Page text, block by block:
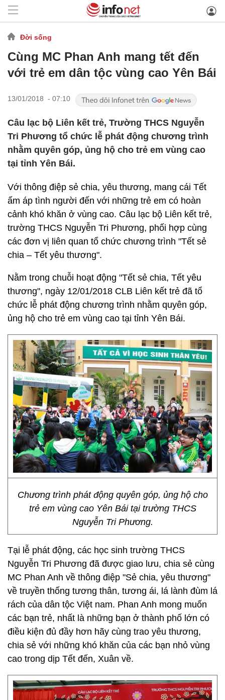
Đời sống
Cùng MC Phan Anh mang tết đến
với trẻ em dân tộc vùng cao Yên Bái
13/01/2018 - 07:10
Câu lạc bộ Liên kết trẻ, Trường THCS Nguyễn
Tri Phương tổ chức lễ phát động chương trình
nhằm quyên góp, ủng hộ cho trẻ em vùng cao
tại tỉnh Yên Bái.
Với thông điệp sẻ chia, yêu thương, mang cái Tết
ấm áp tình người đến với những trẻ em có hoàn
cảnh khó khăn ở vùng cao. Câu lạc bộ Liên kết trẻ,
trường THCS Nguyễn Tri Phương, phối hợp cùng
các đơn vị liên quan tổ chức chương trình "Tết sẻ
chia – Tết yêu thương".
Nằm trong chuỗi hoạt động "Tết sẻ chia, Tết yêu
thương", ngày 12/01/2018 CLB Liên kết trẻ đã tổ
chức lễ phát động chương trình nhằm quyên góp,
ủng hộ cho trẻ em vùng cao tại tỉnh Yên Bái.
Chương trình phát động quyên góp, ủng hộ cho
trẻ em vùng cao Yên Bái tại trường THCS
Nguyễn Tri Phương.
Tại lễ phát động, các học sinh trường THCS
Nguyễn Tri Phương đã được giao lưu, chia sẻ cùng
MC Phan Anh về thông điệp "Sẻ chia, yêu thương"
về truyền thống tương thân, tương ái, lá lành đùm lá
rách của dân tộc Việt nam. Phan Anh mong muốn
các bạn trẻ, nhất là những bạn ở thành phố lớn có
điều kiện đủ đầy hơn hãy cùng trao yêu thương,
chia sẻ với những khó khăn của các bạn nhỏ vùng
cao trong dịp Tết đến, Xuân về.